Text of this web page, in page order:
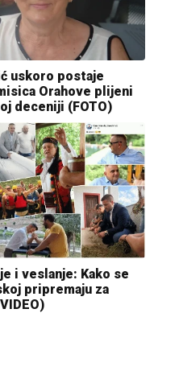
uskoro postaje
Orahove plijeni
deceniji (FOTO)
i veslanje: Kako se
pripremaju za